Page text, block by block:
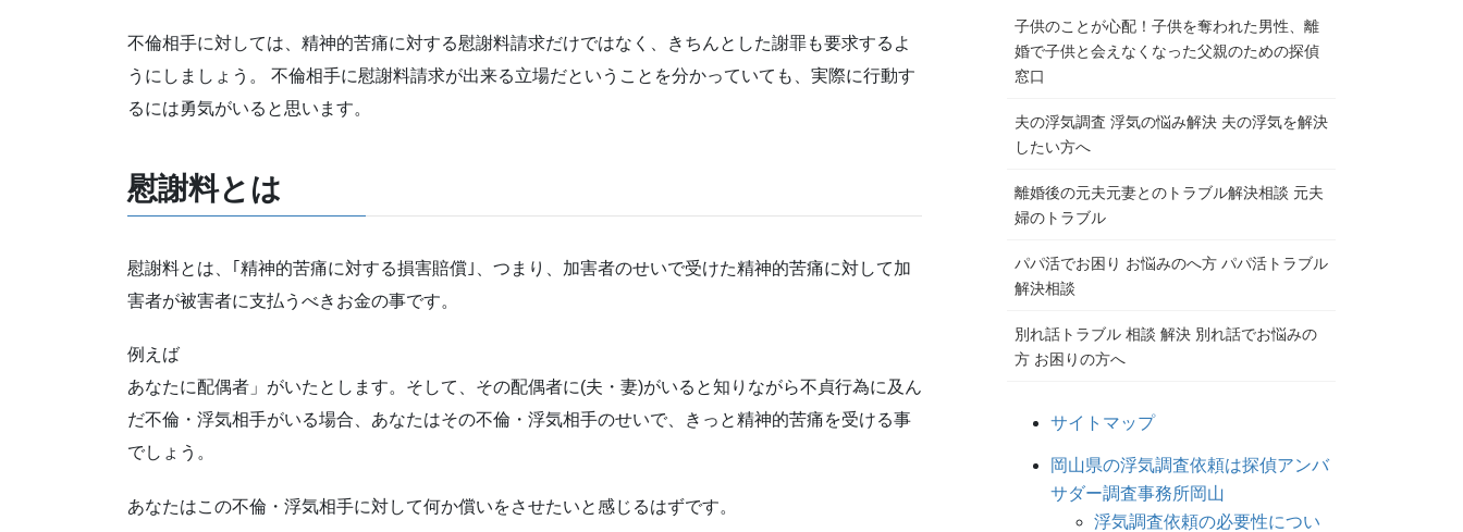
不倫相手に対しては、精神的苦痛に対する慰謝料請求だけではなく、きちんとした謝罪も要求するよ
うにしましょう。 不倫相手に慰謝料請求が出来る立場だということを分かっていても、実際に行動す
るには勇気がいると思います。
慰謝料とは
慰謝料とは、｢精神的苦痛に対する損害賠償｣、つまり、加害者のせいで受けた精神的苦痛に対して加
害者が被害者に支払うべきお金の事です。
例えば
あなたに配偶者」がいたとします。そして、その配偶者に(夫・妻)がいると知りながら不貞行為に及ん
だ不倫・浮気相手がいる場合、あなたはその不倫・浮気相手のせいで、きっと精神的苦痛を受ける事
でしょう。
あなたはこの不倫・浮気相手に対して何か償いをさせたいと感じるはずです。
子供のことが心配！子供を奪われた男性、離
婚で子供と会えなくなった父親のための探偵
窓口
夫の浮気調査 浮気の悩み解決 夫の浮気を解決
したい方へ
離婚後の元夫元妻とのトラブル解決相談 元夫
婦のトラブル
パパ活でお困り お悩みのへ方 パパ活トラブル
解決相談
別れ話トラブル 相談 解決 別れ話でお悩みの
方 お困りの方へ
サイトマップ
岡山県の浮気調査依頼は探偵アンバ
サダー調査事務所岡山
浮気調査依頼の必要性につい